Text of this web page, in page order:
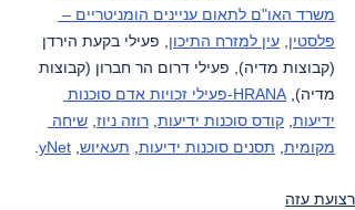
משרד האו"ם לתאום עניינים הומניטריים –
פלסטין עין למזרח התיכון , פעילי בקעת הירדן
(קבוצות מדיה), פעילי דרום הר חברון (קבוצות
מדיה),
HRANA-פעילי זכויות אדם סוכנות
ידיעות קודס סוכנות ידיעות רוזה ניוז שיחה
מקומית תסנים סוכנות ידיעות תעאיוש yNet
רצועת עזה